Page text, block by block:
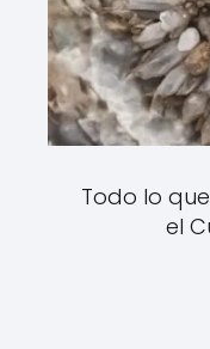
Todo lo
el